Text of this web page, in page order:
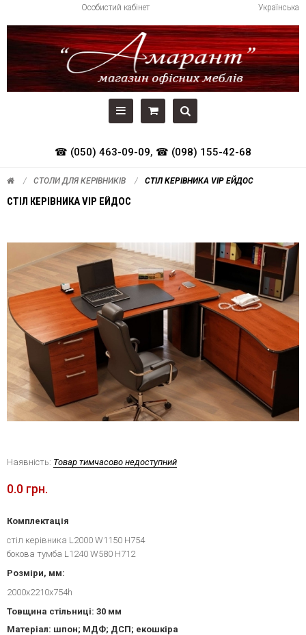
Українська
Особистий кабінет
☎ (050) 463-09-09, ☎ (098) 155-42-68
СТОЛИ ДЛЯ КЕРІВНИКІВ СТІЛ КЕРІВНИКА VIP ЕЙДОС
СТІЛ КЕРІВНИКА VIP ЕЙДОС
Наявність: Товар тимчасово недоступний
0.0 грн.
Комплектація
стіл керівника L2000 W1150 H754
бокова тумба L1240 W580 H712
Розміри, мм:
2000x2210x754h
Товщина стільниці: 30 мм
Матеріал: шпон; МДФ; ДСП; екошкіра